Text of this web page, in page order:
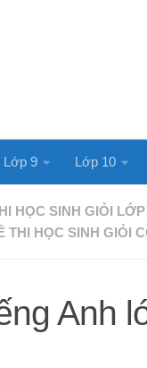
Lớp 9 Lớp 10
HỌC SINH GIỎI
THI HỌC SINH GIỎI
Anh